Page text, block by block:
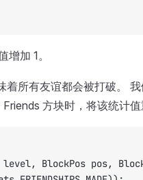
增加 1。
着所有友谊都会被打破。
Friends 方块时，将该统计值
level, BlockPos pos,